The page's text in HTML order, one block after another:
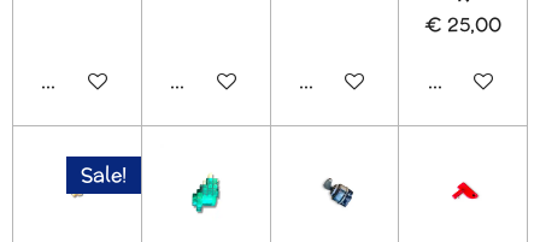
In winkelwagenIn winkelwagenIn winkelwagen
€ 25,00
In
Sale!